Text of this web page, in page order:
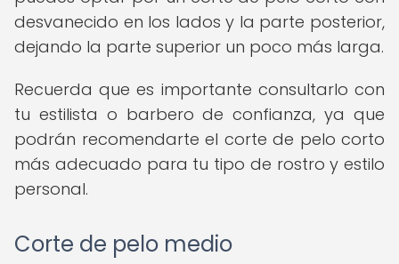
desvanecido en los lados y la parte posterior,
dejando la parte superior un poco más larga.
Recuerda que es importante consultarlo con
tu estilista o barbero de confianza, ya que
podrán recomendarte el corte de pelo corto
más adecuado para tu tipo de rostro y estilo
personal.
Corte de pelo medio